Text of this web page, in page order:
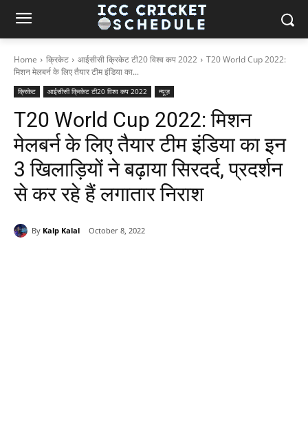
Home क्रिकेट आईसीसी क्रिकेट टी20 विश्व कप 2022
T20 World Cup 2022:
मिशन मेलबर्न के लिए तैयार टीम इंडिया का...
क्रिकेट आईसीसी क्रिकेट टी20 विश्व कप 2022 न्यूज़
T20 World Cup 2022: मिशन
मेलबर्न के लिए तैयार टीम इंडिया का इन
3 खिलाड़ियों ने बढ़ाया सिरदर्द, प्रदर्शन
से कर रहे हैं लगातार निराश
By Kalp Kalal October 8, 2022